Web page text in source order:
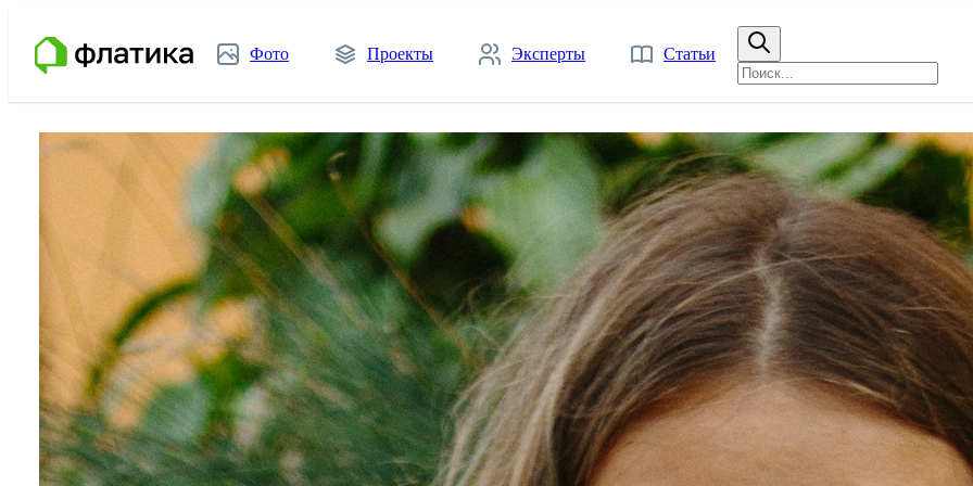
Фото Проекты Эксперты Статьи
Главная
Дизайнеры интерьера
Инна Крескиян